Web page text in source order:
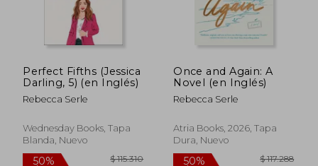
Perfect Fifths (Jessica
Darling, 5) (en Inglés)
Rebecca Serle
Wednesday Books, Tapa
Blanda, Nuevo
Once and Again: A
Novel (en Inglés)
Rebecca Serle
Atria Books, 2026, Tapa
Dura, Nuevo